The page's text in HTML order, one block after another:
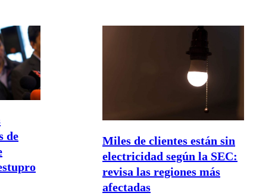
de
Miles de clientes están sin
electricidad según la SEC:
revisa las regiones más
afectadas